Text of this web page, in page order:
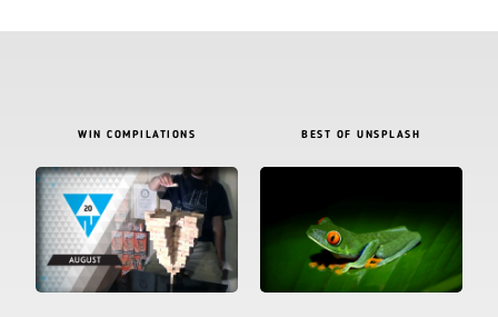
WIN COMPILATIONS BEST OF UNSPLASH